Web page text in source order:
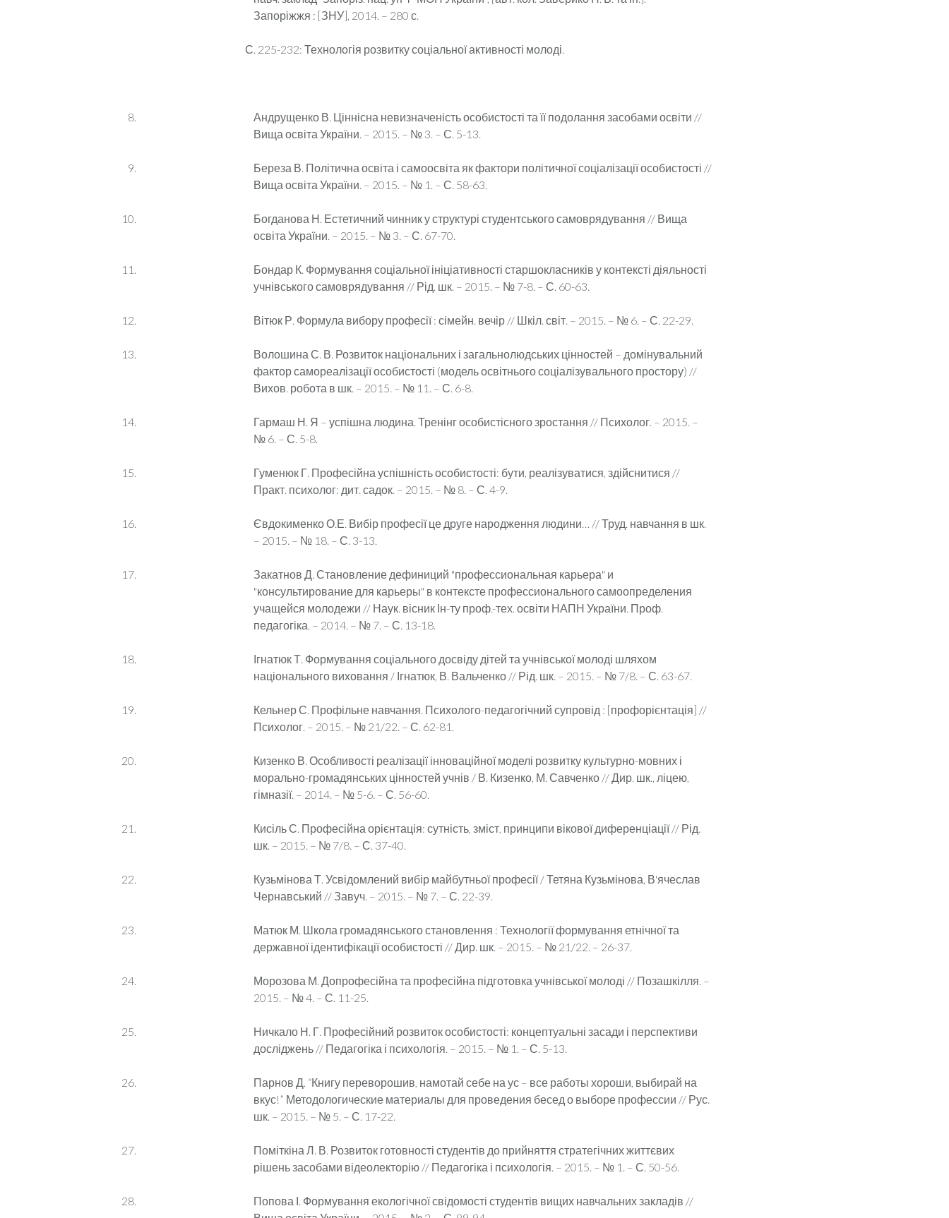
Запоріжжя : [ЗНУ], 2014. – 280 с.
С. 225-232: Технологія розвитку соціальної активності молоді.
Андрущенко В. Ціннісна невизначеність особистості та її подолання засобами освіти //
Вища освіта України. – 2015. – № 3. – С. 5-13.
Береза В. Політична освіта і самоосвіта як фактори політичної соціалізації особистості //
Вища освіта України. – 2015. – № 1. – С. 58-63.
Богданова Н. Естетичний чинник у структурі студентського самоврядування // Вища
освіта України. – 2015. – № 3. – С. 67-70.
Бондар К. Формування соціальної ініціативності старшокласників у контексті діяльності
учнівського самоврядування // Рід. шк. – 2015. – № 7-8. – С. 60-63.
Вітюк Р. Формула вибору професії : сімейн. вечір // Шкіл. світ. – 2015. – № 6. – С. 22-29.
Волошина С. В. Розвиток національних і загальнолюдських цінностей – домінувальний
фактор самореалізації особистості (модель освітнього соціалізувального простору) //
Вихов. робота в шк. – 2015. – № 11. – С. 6-8.
Гармаш Н. Я – успішна людина. Тренінг особистісного зростання // Психолог. – 2015. –
№ 6. – С. 5-8.
Гуменюк Г. Професійна успішність особистості: бути, реалізуватися, здійснитися //
Практ. психолог: дит. садок. – 2015. – № 8. – С. 4-9.
Євдокименко О.Е. Вибір професії це друге народження людини… // Труд. навчання в шк.
– 2015. – № 18. – С. 3-13.
Закатнов Д. Становление дефиниций "профессиональная карьера" и
"консультирование для карьеры" в контексте профессионального самоопределения
учащейся молодежи // Наук. вісник Ін-ту проф.-тех. освіти НАПН України. Проф.
педагогіка. – 2014. – № 7. – С. 13-18.
Ігнатюк Т. Формування соціального досвіду дітей та учнівської молоді шляхом
національного виховання / Ігнатюк, В. Вальченко // Рід. шк. – 2015. – № 7/8. – С. 63-67.
Кельнер С. Профільне навчання. Психолого-педагогічний супровід : [профорієнтація] //
Психолог. – 2015. – № 21/22. – С. 62-81.
Кизенко В. Особливості реалізації інноваційної моделі розвитку культурно-мовних і
морально-громадянських цінностей учнів / В. Кизенко, М. Савченко // Дир. шк., ліцею,
гімназії. – 2014. – № 5-6. – С. 56-60.
Кисіль С. Професійна орієнтація: сутність, зміст, принципи вікової диференціації // Рід.
шк. – 2015. – № 7/8. – С. 37-40.
Кузьмінова Т. Усвідомлений вибір майбутньої професії / Тетяна Кузьмінова, В'ячеслав
Чернавський // Завуч. – 2015. – № 7. – С. 22-39.
Матюк М. Школа громадянського становлення : Технології формування етнічної та
державної ідентифікації особистості // Дир. шк. – 2015. – № 21/22. – 26-37.
Морозова М. Допрофесійна та професійна підготовка учнівської молоді // Позашкілля. –
2015. – № 4. – С. 11-25.
Ничкало Н. Г. Професійний розвиток особистості: концептуальні засади і перспективи
досліджень // Педагогіка і психологія. – 2015. – № 1. – С. 5-13.
Парнов Д. “Книгу переворошив, намотай себе на ус – все работы хороши, выбирай на
вкус!” Методологические материалы для проведения бесед о выборе профессии // Рус.
шк. – 2015. – № 5. – С. 17-22.
Поміткіна Л. В. Розвиток готовності студентів до прийняття стратегічних життєвих
рішень засобами відеолекторію // Педагогіка і психологія. – 2015. – № 1. – С. 50-56.
Попова І. Формування екологічної свідомості студентів вищих навчальних закладів //